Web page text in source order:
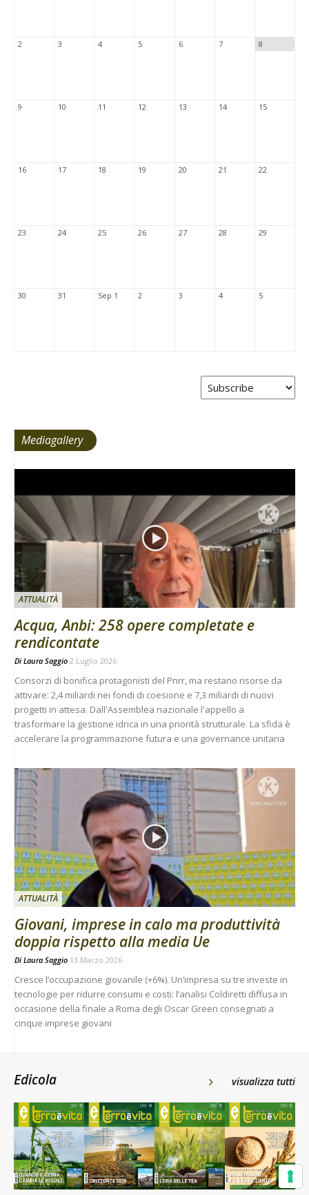
2 3 4 5 6 7 8
9 10 11 12 13 14 15
16 17 18 19 20 21 22
23 24 25 26 27 28 29
30 31 Sep 1 2 3 4 5
Mediagallery
ATTUALITÀ
Acqua, Anbi: 258 opere completate e
rendicontate
Di Laura Saggio 2 Luglio 2026
Consorzi di bonifica protagonisti del Pnrr, ma restano risorse da
attivare: 2,4 miliardi nei fondi di coesione e 7,3 miliardi di nuovi
progetti in attesa. Dall'Assemblea nazionale l'appello a
trasformare la gestione idrica in una priorità strutturale. La sfida è
accelerare la programmazione futura e una governance unitaria
ATTUALITÀ
Giovani, imprese in calo ma produttività
doppia rispetto alla media Ue
Di Laura Saggio 13 Marzo 2026
Cresce l’occupazione giovanile (+6%). Un’impresa su tre investe in
tecnologie per ridurre consumi e costi: l’analisi Coldiretti diffusa in
occasione della finale a Roma degli Oscar Green consegnati a
cinque imprese giovani
Edicola visualizza tutti